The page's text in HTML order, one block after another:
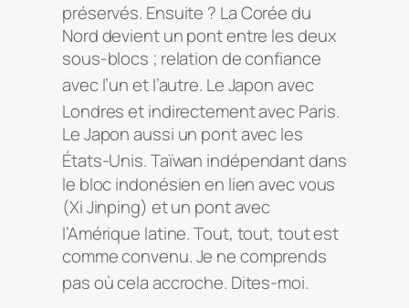
préservés. Ensuite ? La Corée du
Nord devient un pont entre les deux
sous-blocs ; relation de confiance
avec l’un et l’autre. Le Japon avec
Londres et indirectement avec Paris.
Le Japon aussi un pont avec les
États-Unis. Taïwan indépendant dans
le bloc indonésien en lien avec vous
(Xi Jinping) et un pont avec
l’Amérique latine. Tout, tout, tout est
comme convenu. Je ne comprends
pas où cela accroche. Dites-moi.